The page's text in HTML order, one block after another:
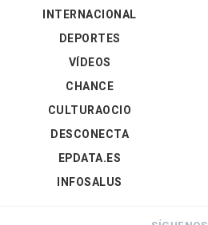
INTERNACIONAL
DEPORTES
VÍDEOS
CHANCE
CULTURAOCIO
DESCONECTA
EPDATA.ES
INFOSALUS